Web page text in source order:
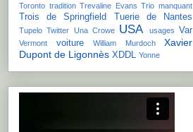
Toronto tradition Trevaline Evans Trio manquant
Trois de Springfield Tuerie de Nantes
Tupelo Twitter Una Crowe USA usages Var
Vermont voiture William Murdoch
Xavier
Dupont de Ligonnès XDDL Yonne